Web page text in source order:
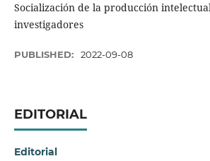
Socialización de la producción
investigadores
PUBLISHED: 2022-09-08
EDITORIAL
Editorial